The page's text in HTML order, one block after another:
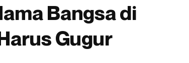
Bangsa di
Gugur